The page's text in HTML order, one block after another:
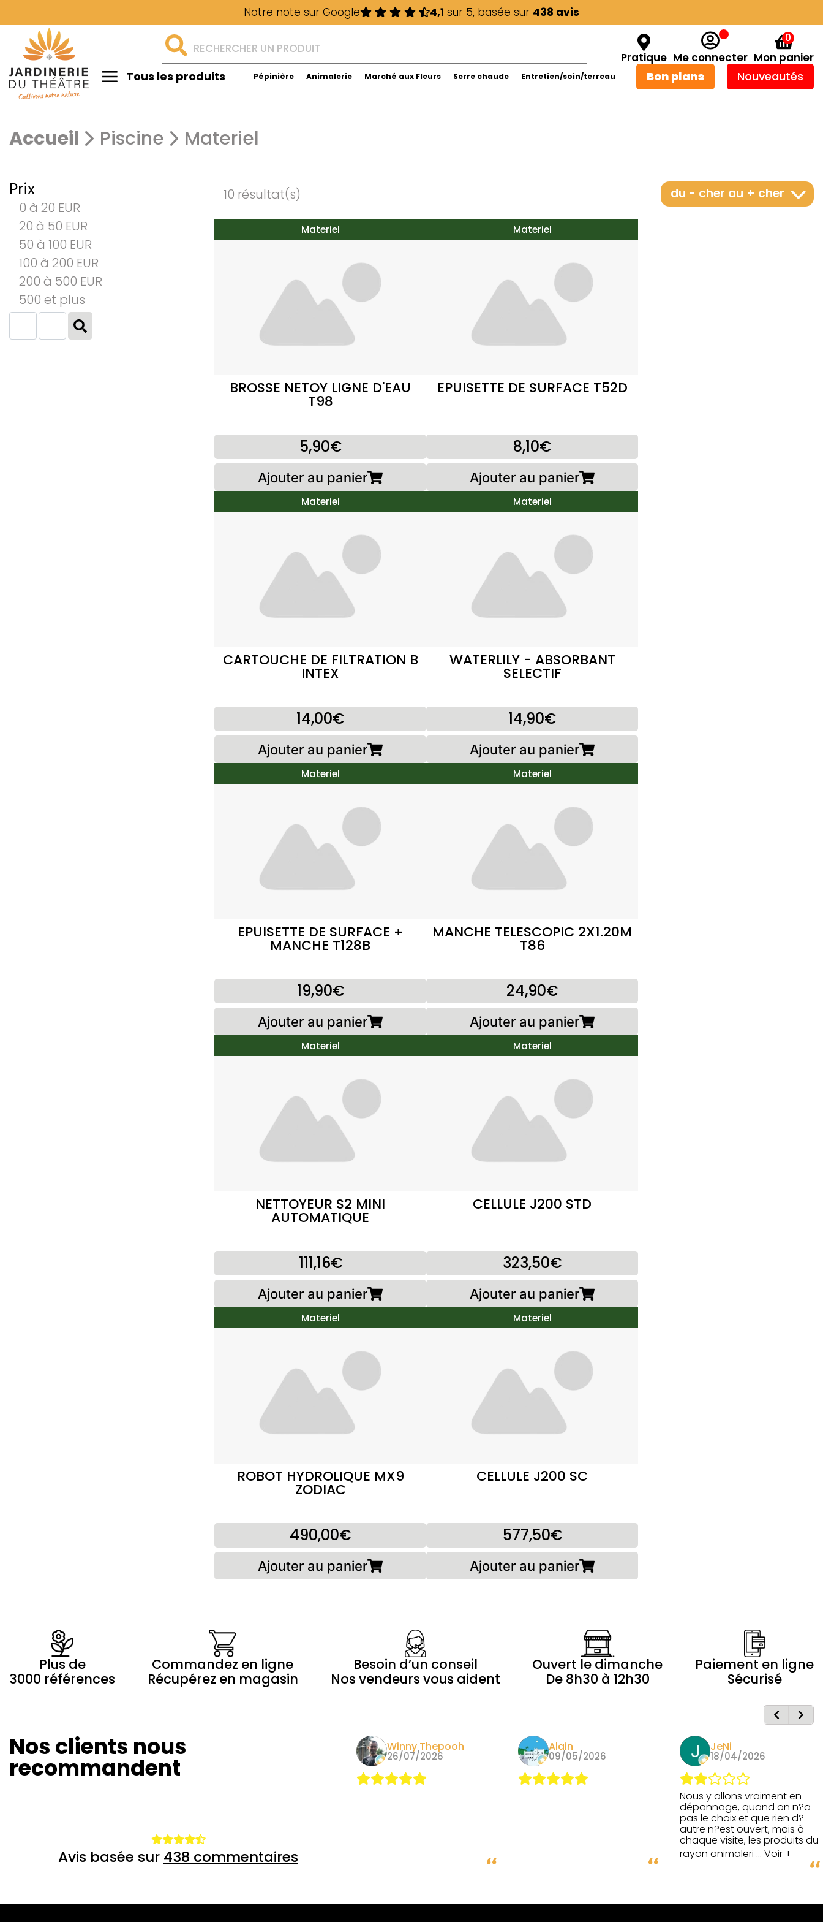
Notre note sur Google 4,1 sur 5, basée sur 438 avis
Pratique Me connecter
0
Mon panier
Tous les produits Pépinière Animalerie Marché aux Fleurs Serre chaude Entretien/soin/terreau Bon plans Nouveautés
Accueil Piscine Materiel
Prix
0 à 20 EUR
20 à 50 EUR
50 à 100 EUR
100 à 200 EUR
200 à 500 EUR
500 et plus
10 résultat(s) du - cher au + cher
Materiel
BROSSE NETOY LIGNE D'EAU
T98
5,90€
Ajouter au panier
Materiel
EPUISETTE DE SURFACE T52D
8,10€
Ajouter au panier
Materiel
CARTOUCHE DE FILTRATION B
INTEX
14,00€
Ajouter au panier
Materiel
WATERLILY - ABSORBANT
SELECTIF
14,90€
Ajouter au panier
Materiel
EPUISETTE DE SURFACE +
MANCHE T128B
19,90€
Ajouter au panier
Materiel
MANCHE TELESCOPIC 2X1.20M
T86
24,90€
Ajouter au panier
Materiel
NETTOYEUR S2 MINI
AUTOMATIQUE
111,16€
Ajouter au panier
Materiel
CELLULE J200 STD
323,50€
Ajouter au panier
Materiel
ROBOT HYDROLIQUE MX9
ZODIAC
490,00€
Ajouter au panier
Materiel
CELLULE J200 SC
577,50€
Ajouter au panier
Plus de
3000 références
Commandez en ligne
Récupérez en magasin
Besoin d’un conseil
Nos vendeurs vous aident
Ouvert le dimanche
De 8h30 à 12h30
Paiement en ligne
Sécurisé
Nos clients nous
recommandent
Avis basée sur 438 commentaires
Marilyne Morin
20/08/2024
Alain
09/05/2026
JeNi
18/04/2026
Henri Raymond
11/04/2026